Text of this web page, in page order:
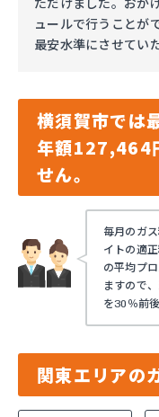
ただけました。おか
ュールで行うことが
最安水準にさせてい
横須賀市では
年額127,464
せん。
毎月のガ
イトの適
の平均プ
ますので
を30％前
関東エリアの